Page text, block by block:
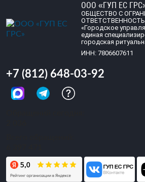
ООО «ГУП ЕС
ОБЩЕСТВО С
«Городское
единая
городская
ИНН: 7806607611
+7 (812) 648-03-92